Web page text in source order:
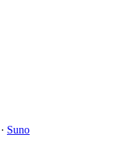
· Suno